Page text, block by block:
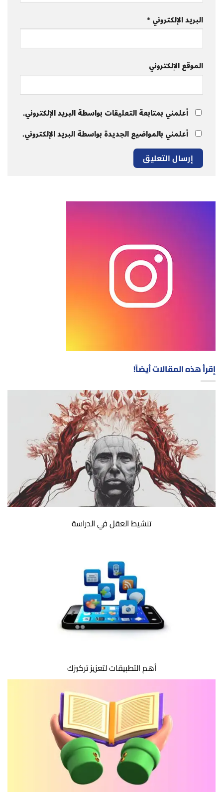
البريد الإلكتروني*
الموقع الإلكتروني
أعلمني بمتابعة التعليقات بواسطة البريد الإلكتروني.
أعلمني بالمواضيع الجديدة بواسطة البريد الإلكتروني.
إقرأ هذه المقالات أيضاً!
تنشيط العقل في الدراسة
أهم التطبيقات لتعزيز تركيزك